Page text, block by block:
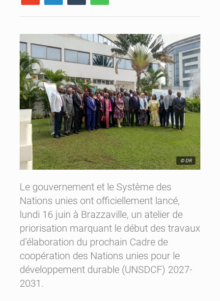
© DR
Le gouvernement et le Système des
Nations unies ont officiellement lancé,
lundi 16 juin à Brazzaville, un atelier de
priorisation marquant le début des travaux
d’élaboration du prochain Cadre de
coopération des Nations unies pour le
développement durable (UNSDCF) 2027-
2031.